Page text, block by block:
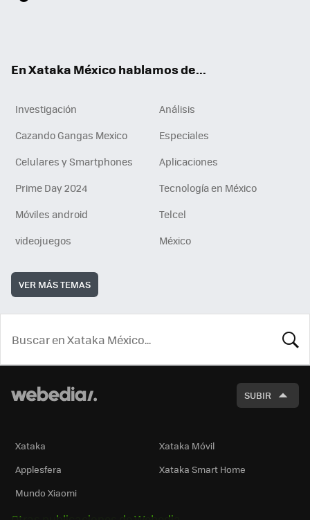
En Xataka México hablamos de...
Investigación
Análisis
Cazando Gangas Mexico
Especiales
Celulares y Smartphones
Aplicaciones
Prime Day 2024
Tecnología en México
Móviles android
Telcel
videojuegos
México
VER MÁS TEMAS
SUBIR
Xataka
Xataka Móvil
Applesfera
Xataka Smart Home
Mundo Xiaomi